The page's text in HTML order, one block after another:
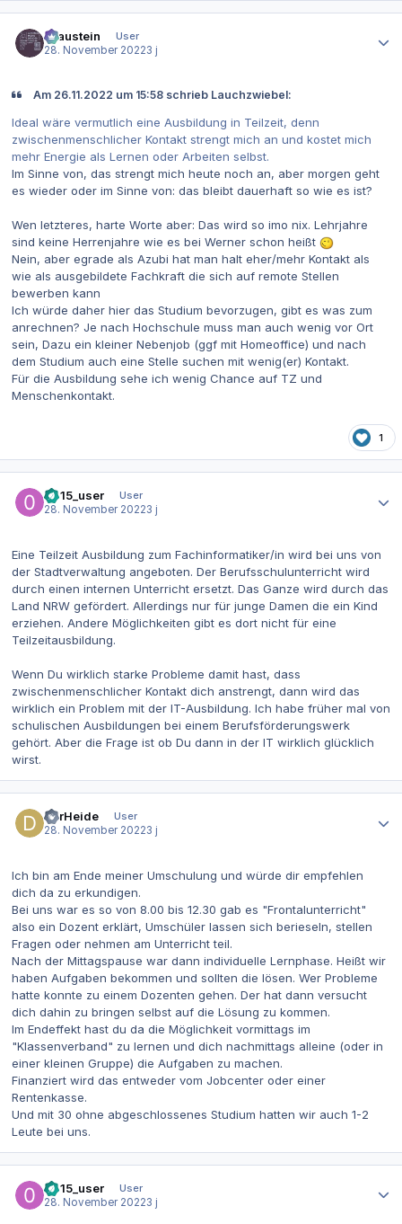
Graustein
User
28. November 20223 j
Am 26.11.2022 um 15:58 schrieb Lauchzwiebel:
Ideal wäre vermutlich eine Ausbildung in Teilzeit, denn
zwischenmenschlicher Kontakt strengt mich an und kostet mich
mehr Energie als Lernen oder Arbeiten selbst.
Im Sinne von, das strengt mich heute noch an, aber morgen geht
es wieder oder im Sinne von: das bleibt dauerhaft so wie es ist?
Wen letzteres, harte Worte aber: Das wird so imo nix. Lehrjahre
sind keine Herrenjahre wie es bei Werner schon heißt
Nein, aber egrade als Azubi hat man halt eher/mehr Kontakt als
wie als ausgebildete Fachkraft die sich auf remote Stellen
bewerben kann
Ich würde daher hier das Studium bevorzugen, gibt es was zum
anrechnen? Je nach Hochschule muss man auch wenig vor Ort
sein, Dazu ein kleiner Nebenjob (ggf mit Homeoffice) und nach
dem Studium auch eine Stelle suchen mit wenig(er) Kontakt.
Für die Ausbildung sehe ich wenig Chance auf TZ und
Menschenkontakt.
1
0815_user
User
28. November 20223 j
Eine Teilzeit Ausbildung zum Fachinformatiker/in wird bei uns von
der Stadtverwaltung angeboten. Der Berufsschulunterricht wird
durch einen internen Unterricht ersetzt. Das Ganze wird durch das
Land NRW gefördert. Allerdings nur für junge Damen die ein Kind
erziehen. Andere Möglichkeiten gibt es dort nicht für eine
Teilzeitausbildung.
Wenn Du wirklich starke Probleme damit hast, dass
zwischenmenschlicher Kontakt dich anstrengt, dann wird das
wirklich ein Problem mit der IT-Ausbildung. Ich habe früher mal von
schulischen Ausbildungen bei einem Berufsförderungswerk
gehört. Aber die Frage ist ob Du dann in der IT wirklich glücklich
wirst.
DerHeide
User
28. November 20223 j
Ich bin am Ende meiner Umschulung und würde dir empfehlen
dich da zu erkundigen.
Bei uns war es so von 8.00 bis 12.30 gab es "Frontalunterricht"
also ein Dozent erklärt, Umschüler lassen sich berieseln, stellen
Fragen oder nehmen am Unterricht teil.
Nach der Mittagspause war dann individuelle Lernphase. Heißt wir
haben Aufgaben bekommen und sollten die lösen. Wer Probleme
hatte konnte zu einem Dozenten gehen. Der hat dann versucht
dich dahin zu bringen selbst auf die Lösung zu kommen.
Im Endeffekt hast du da die Möglichkeit vormittags im
"Klassenverband" zu lernen und dich nachmittags alleine (oder in
einer kleinen Gruppe) die Aufgaben zu machen.
Finanziert wird das entweder vom Jobcenter oder einer
Rentenkasse.
Und mit 30 ohne abgeschlossenes Studium hatten wir auch 1-2
Leute bei uns.
0815_user
User
28. November 20223 j